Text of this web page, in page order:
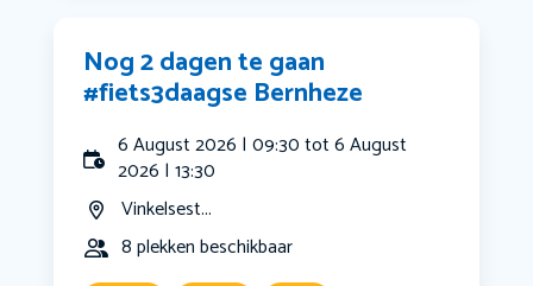
Nog 2 dagen te gaan
#fiets3daagse Bernheze
6 August 2026 | 09:30 tot 6 August
2026 | 13:30
Vinkelsest...
8 plekken beschikbaar